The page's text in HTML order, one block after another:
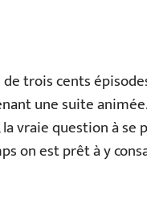
de trois cents
une suite
vraie question à
on est prêt à y